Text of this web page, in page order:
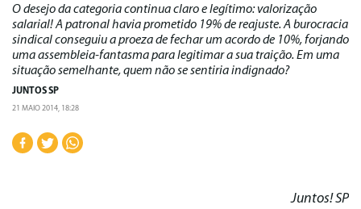
O desejo da categoria continua claro e legítimo: valorização
salarial! A patronal havia prometido 19% de reajuste. A burocracia
sindical conseguiu a proeza de fechar um acordo de 10%, forjando
uma assembleia-fantasma para legitimar a sua traição. Em uma
situação semelhante, quem não se sentiria indignado?
JUNTOS SP
21 MAIO 2014, 18:28
Juntos! SP